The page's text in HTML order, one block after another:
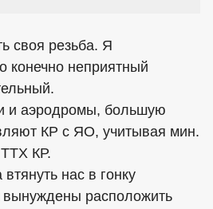
своя резьба. Я
конечно неприятный
и аэродромы, большую
КР с ЯО, учитывая мин.
КР.
нас в гонку
расположить